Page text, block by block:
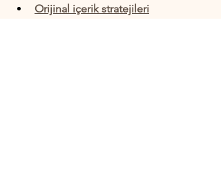
Orijinal içerik stratejileri